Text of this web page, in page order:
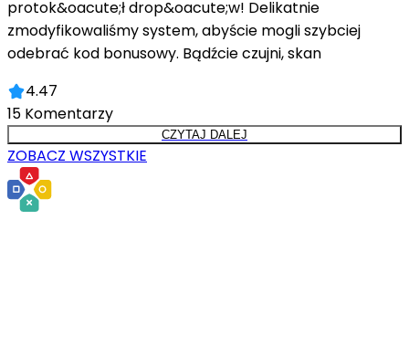
protok&oacute;ł drop&oacute;w! Delikatnie
zmodyfikowaliśmy system, abyście mogli szybciej
odebrać kod bonusowy. Bądźcie czujni, skan
4.47
15 Komentarzy
CZYTAJ DALEJ
ZOBACZ WSZYSTKIE